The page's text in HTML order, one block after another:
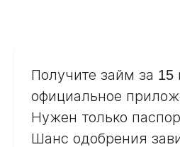
Получите займ за 15
официальное
Нужен только
Шанс одобрения